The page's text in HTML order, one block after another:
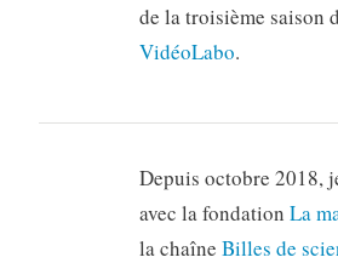
de la troisième saison
VidéoLabo.
Depuis octobre 2018,
avec la fondationLa
la chaîneBilles de